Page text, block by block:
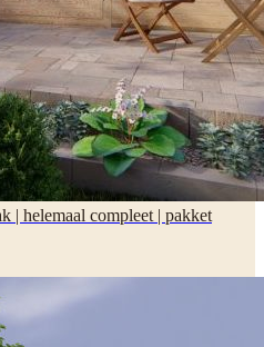
| helemaal compleet | pakket